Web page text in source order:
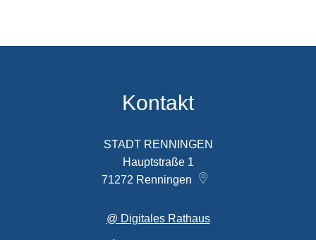
Kontakt
STADT RENNINGEN
Hauptstraße 1
71272 Renningen
@ Digitales Rathaus